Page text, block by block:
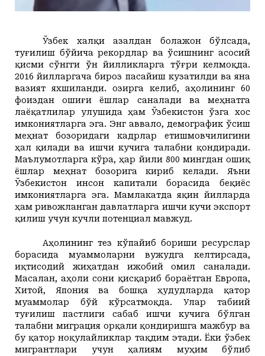
Ўзбек халқи азалдан болажон бўлсада,
туғилиш бўйича рекордлар ва ўсишнинг асосий
қисми сўнгги ўн йилликларга тўғри келмоқда.
2016 йилларгача бироз пасайиш кузатилди ва яна
вазият яхшиланди. Ҳозирга келиб, аҳолининг 60
фоиздан ошиғи ёшлар саналади ва меҳнатга
лаёқатлилар улушида ҳам Ўзбекистон ўзга хос
имкониятларга эга. Энг аввало, демографик ўсиш
меҳнат бозоридаги кадрлар етишмовчилигини
ҳал қилади ва ишчи кучига талабни қондиради.
Маълумотларга кўра, ҳар йили 800 мингдан ошиқ
ёшлар меҳнат бозорига кириб келади. Яъни
Ўзбекистон инсон капитали борасида беқиёс
имкониятларга эга. Мамлакатда яқин йилларда
ҳам ривожланган давлатларга ишчи кучи экспорт
қилиш учун кучли потенциал мавжуд.
Аҳолининг тез кўпайиб бориши ресурслар
борасида муаммоларни вужудга келтирсада,
иқтисодий жиҳатдан ижобий омил саналади.
Масалан, аҳоли сони қисқариб бораётган Европа,
Хитой, Япония ва бошқа ҳудудларда қатор
муаммолар бўй кўрсатмоқда. Улар табиий
туғилиш пастлиги сабаб ишчи кучига бўлган
талабни миграция орқали қондиришга мажбур ва
бу қатор ноқулайликлар тақдим этади. Ёки ўзбек
мигрантлари учун ҳалиям муҳим бўлиб